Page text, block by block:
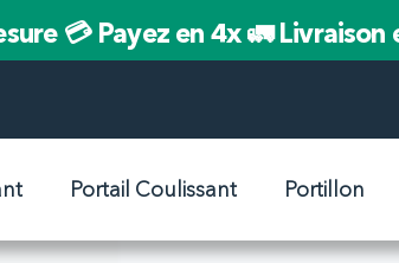
💳 Payez en 4x 🚛 Livraison
Portail Coulissant Portillon